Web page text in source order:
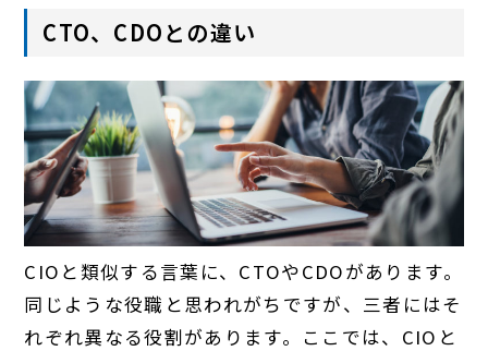
CTO、CDOとの違い
CIOと類似する言葉に、CTOやCDOがあります。
同じような役職と思われがちですが、三者にはそ
れぞれ異なる役割があります。ここでは、CIOと